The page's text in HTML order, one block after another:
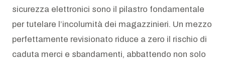
sicurezza elettronici sono il pilastro fondamentale
per tutelare l’incolumità dei magazzinieri. Un mezzo
perfettamente revisionato riduce a zero il rischio di
caduta merci e sbandamenti, abbattendo non solo